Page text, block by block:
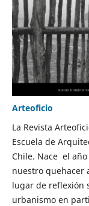
Arteoficio
La Revista
Escuela de
Chile. Nace el
nuestro quehacer
lugar de reflexión
urbanismo en